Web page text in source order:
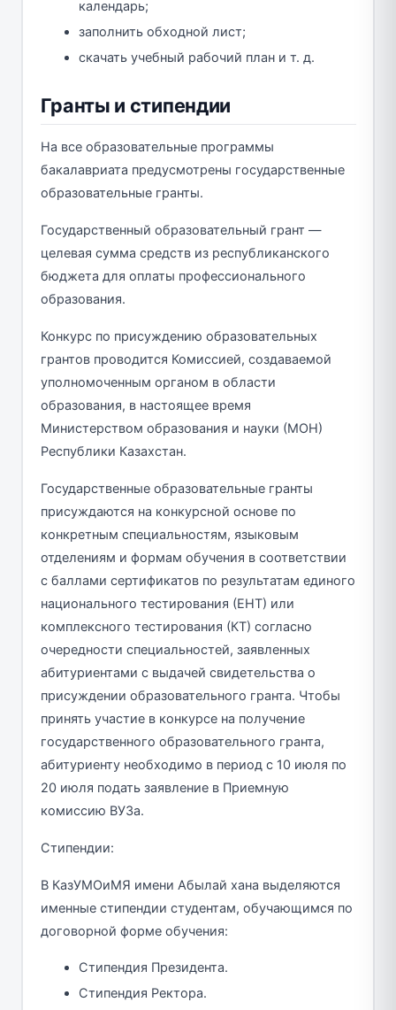
календарь;
заполнить обходной лист;
скачать учебный рабочий план и т. д.
Гранты и стипендии
На все образовательные программы
бакалавриата предусмотрены государственные
образовательные гранты.
Государственный образовательный грант —
целевая сумма средств из республиканского
бюджета для оплаты профессионального
образования.
Конкурс по присуждению образовательных
грантов проводится Комиссией, создаваемой
уполномоченным органом в области
образования, в настоящее время
Министерством образования и науки (МОН)
Республики Казахстан.
Государственные образовательные гранты
присуждаются на конкурсной основе по
конкретным специальностям, языковым
отделениям и формам обучения в соответствии
с баллами сертификатов по результатам единого
национального тестирования (ЕНТ) или
комплексного тестирования (КТ) согласно
очередности специальностей, заявленных
абитуриентами с выдачей свидетельства о
присуждении образовательного гранта. Чтобы
принять участие в конкурсе на получение
государственного образовательного гранта,
абитуриенту необходимо в период с 10 июля по
20 июля подать заявление в Приемную
комиссию ВУЗа.
Стипендии:
В КазУМОиМЯ имени Абылай хана выделяются
именные стипендии студентам, обучающимся по
договорной форме обучения:
Стипендия Президента.
Стипендия Ректора.